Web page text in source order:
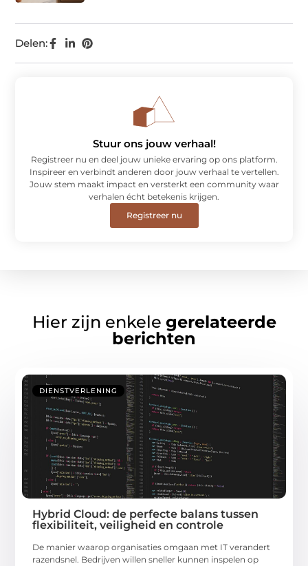
Delen:
Stuur ons jouw verhaal!
Registreer nu en deel jouw unieke ervaring op ons platform.
Inspireer en verbindt anderen door jouw verhaal te vertellen.
Jouw stem maakt impact en versterkt een community waar
verhalen écht betekenis krijgen.
Registreer nu
Hier zijn enkele gerelateerde
berichten
DIENSTVERLENING
Hybrid Cloud: de perfecte balans tussen
flexibiliteit, veiligheid en controle
De manier waarop organisaties omgaan met IT verandert
razendsnel. Bedrijven willen sneller kunnen inspelen op